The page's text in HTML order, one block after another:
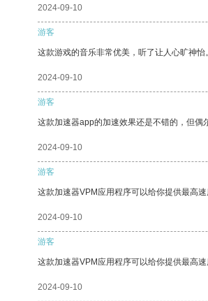
2024-09-10
游客
这款游戏的音乐非常优美，听了让人心旷神怡。
2024-09-10
游客
这款加速器app的加速效果还是不错的，但偶
2024-09-10
游客
这款加速器VPM应用程序可以给你提供最高
2024-09-10
游客
这款加速器VPM应用程序可以给你提供最高速
2024-09-10